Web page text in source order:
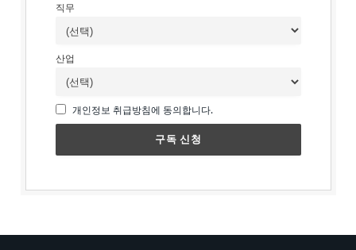
직무
산업
개인정보 취급방침에 동의합니다.